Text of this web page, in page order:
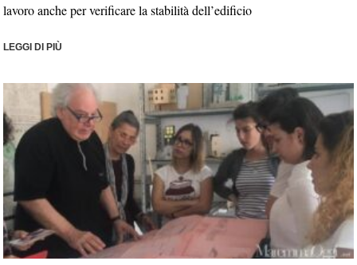
lavoro anche per verificare la stabilità dell’edificio
LEGGI DI PIÙ